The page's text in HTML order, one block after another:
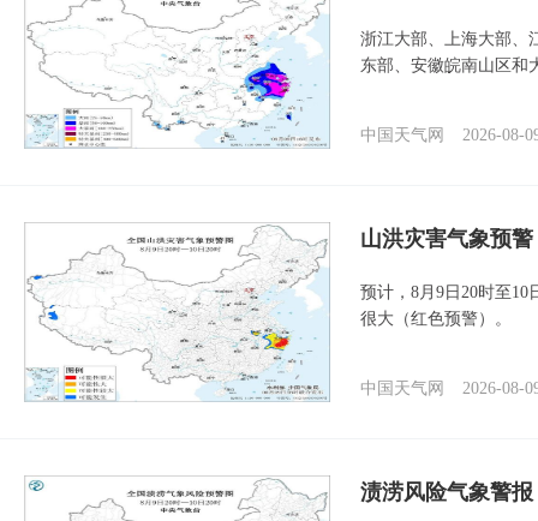
浙江大部、上海大部、
东部、安徽皖南山区和
中国天气网 2026-08-
山洪灾害气象预
预计，8月9日20时至
很大（红色预警）。
中国天气网 2026-08-
渍涝风险气象警